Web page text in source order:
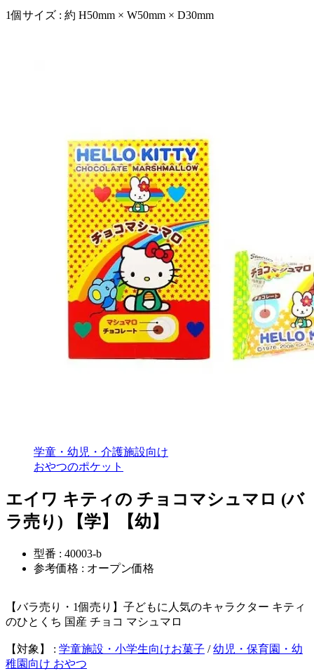
1個サイズ : 約 H50mm × W50mm × D30mm
学童・幼児・介護施設向け
おやつのポケット
エイワ キティの チョコマシュマロ (バ
ラ売り) 【学】【幼】
型番 : 40003-b
参考価格 : オープン価格
【バラ売り・1個売り】子どもに人気のキャラクター キティ
のひとくち 国産 チョコ マシュマロ
【対象】 : 学童施設・小学生向けお菓子 /幼児・保育園・幼
稚園向け おやつ